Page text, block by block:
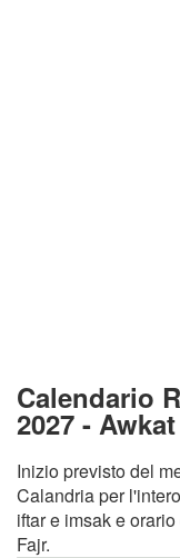
Calendario
2027 -
Inizio previsto del
Calandria per
iftar e imsak e
Fajr.